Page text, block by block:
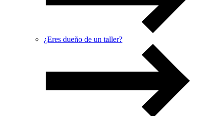
¿Eres dueño de un taller?